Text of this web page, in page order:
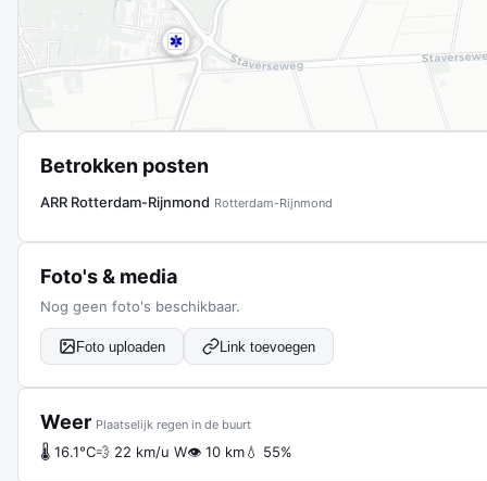
Betrokken posten
ARR Rotterdam-Rijnmond Rotterdam-Rijnmond
Foto's & media
Nog geen foto's beschikbaar.
Foto uploaden Link toevoegen
Weer Plaatselijk regen in de buurt
🌡 16.1°C💨 22 km/u W👁 10 km💧 55%